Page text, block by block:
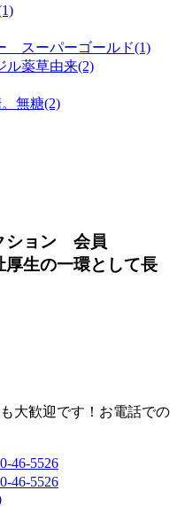
スーパーゴールド(1)
薬草由来(2)
無糖(2)
ション 会員
生の一環として長
大歓迎です！ お電話での